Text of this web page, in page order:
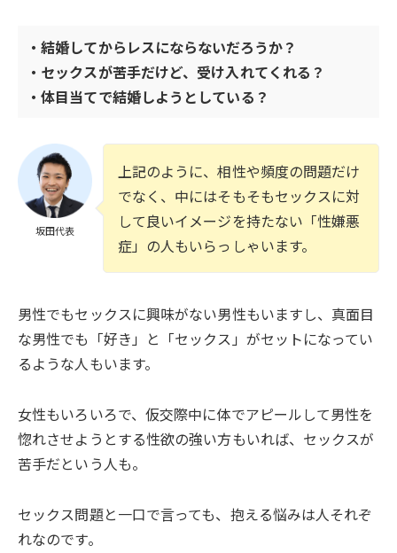
・結婚してからレスにならないだろうか？
・セックスが苦手だけど、受け入れてくれる？
・体目当てで結婚しようとしている？
坂田代表
上記のように、相性や頻度の問題だけ
でなく、中にはそもそもセックスに対
して良いイメージを持たない「性嫌悪
症」の人もいらっしゃいます。
男性でもセックスに興味がない男性もいますし、真面目
な男性でも「好き」と「セックス」がセットになってい
るような人もいます。
女性もいろいろで、仮交際中に体でアピールして男性を
惚れさせようとする性欲の強い方もいれば、セックスが
苦手だという人も。
セックス問題と一口で言っても、抱える悩みは人それぞ
れなのです。